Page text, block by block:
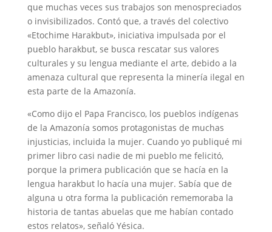
que muchas veces sus trabajos son menospreciados
o invisibilizados. Contó que, a través del colectivo
«Etochime Harakbut», iniciativa impulsada por el
pueblo harakbut, se busca rescatar sus valores
culturales y su lengua mediante el arte, debido a la
amenaza cultural que representa la minería ilegal en
esta parte de la Amazonía.
«Como dijo el Papa Francisco, los pueblos indígenas
de la Amazonía somos protagonistas de muchas
injusticias, incluida la mujer. Cuando yo publiqué mi
primer libro casi nadie de mi pueblo me felicitó,
porque la primera publicación que se hacía en la
lengua harakbut lo hacía una mujer. Sabía que de
alguna u otra forma la publicación rememoraba la
historia de tantas abuelas que me habían contado
estos relatos», señaló Yésica.